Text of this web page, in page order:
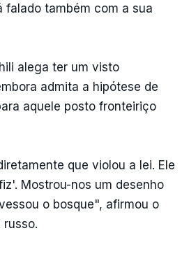
falado também com a sua
alega ter um visto
admita a hipótese de
aquele posto fronteiriço
que violou a lei. Ele
Mostrou-nos um desenho
o bosque", afirmou o
russo.